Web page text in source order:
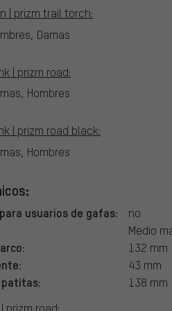
| prizm trail torch:
Damas
| prizm road:
Hombres
| prizm road black:
Hombres
usuarios de gafas: no
Medio
132 mm
43 mm
138 mm
prizm road: